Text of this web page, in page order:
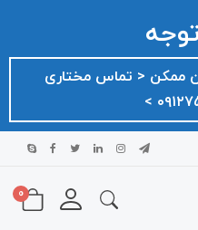
ممکن ‌< تماس مختاری
>
0